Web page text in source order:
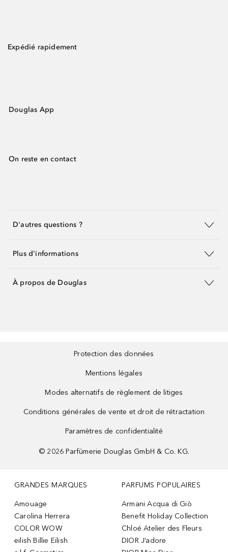
Expédié rapidement
Douglas App
On reste en contact
D'autres questions ?
Plus d'informations
À propos de Douglas
Protection des données
Mentions légales
Modes alternatifs de règlement de litiges
Conditions générales de vente et droit de rétractation
Paramètres de confidentialité
© 2026 Parfümerie Douglas GmbH & Co. KG.
GRANDES MARQUES
Amouage
Carolina Herrera
COLOR WOW
eilish Billie Eilish
PARFUMS POPULAIRES
Armani Acqua di Giò
Benefit Holiday Collection
Chloé Atelier des Fleurs
DIOR J’adore